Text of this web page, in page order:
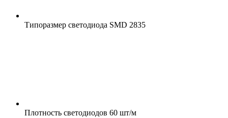
Типоразмер светодиода SMD 2835
Плотность светодиодов 60 шт/м